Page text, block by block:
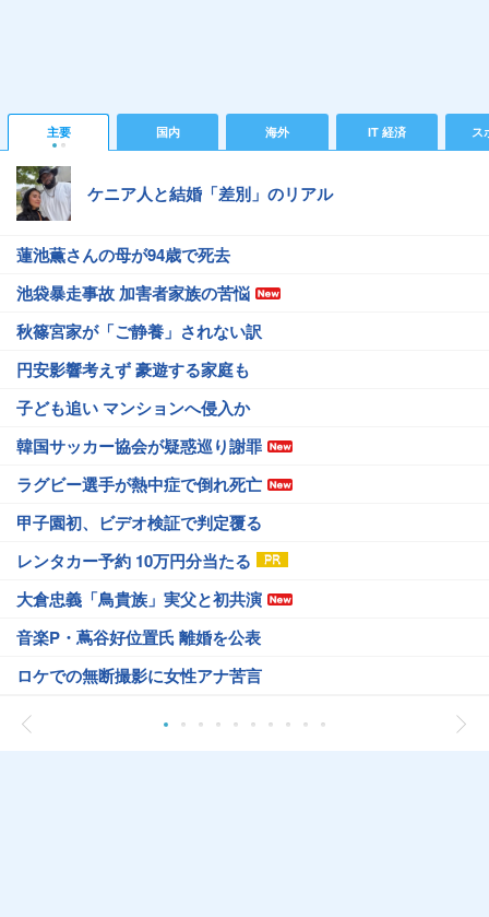
主要 国内 海外 IT 経済 ス
ケニア人と結婚「差別」のリアル
蓮池薫さんの母が94歳で死去
池袋暴走事故 加害者家族の苦悩
秋篠宮家が「ご静養」されない訳
円安影響考えず 豪遊する家庭も
子ども追い マンションへ侵入か
韓国サッカー協会が疑惑巡り謝罪
ラグビー選手が熱中症で倒れ死亡
甲子園初、ビデオ検証で判定覆る
レンタカー予約 10万円分当たる
大倉忠義「鳥貴族」実父と初共演
音楽P・蔦谷好位置氏 離婚を公表
ロケでの無断撮影に女性アナ苦言